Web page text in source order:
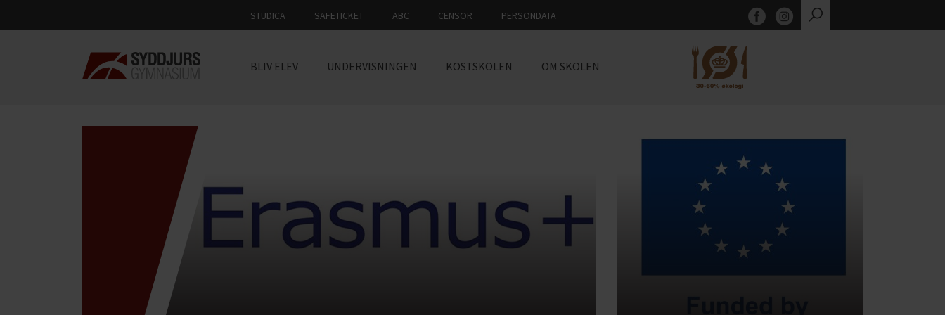
STUDICA SAFETICKET ABC CENSOR PERSONDATA
BLIV ELEV UNDERVISNINGEN KOSTSKOLEN OM SKOLEN